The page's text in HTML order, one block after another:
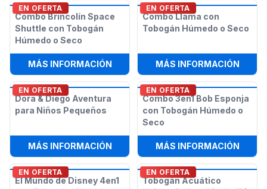
EN OFERTA
Combo Brincolín Space
Shuttle con Tobogán
Húmedo o Seco
MÁS INFORMACIÓN: COMBO BRINCOLÍN SPACE
EN OFERTA
Combo Llama con
Tobogán Húmedo o Seco
MÁS INFORMACIÓN:
EN OFERTA
Dora & Diego Aventura
para Niños Pequeños
MÁS INFORMACIÓN: DORA & DIEGO AVENTURA PARA
EN OFERTA
Combo 3en1 Bob Esponja
con Tobogán Húmedo o
Seco
MÁS INFORMACIÓN:
EN OFERTA
El Mundo de Disney 4en1
EN OFERTA
Tobogán Acuático